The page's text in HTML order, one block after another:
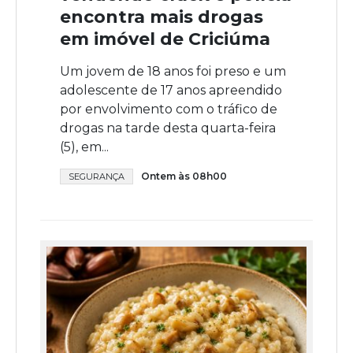
encontra mais drogas
em imóvel de Criciúma
Um jovem de 18 anos foi preso e um
adolescente de 17 anos apreendido
por envolvimento com o tráfico de
drogas na tarde desta quarta-feira
(5), em...
SEGURANÇA Ontem às 08h00